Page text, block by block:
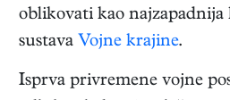
oblikovati kao
sustava Vojne krajine.
Isprva privremene vojne